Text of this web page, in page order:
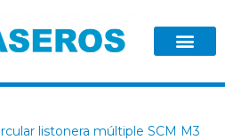
listonera múltiple SCM M3